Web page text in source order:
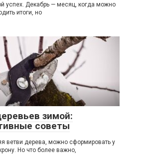
успех. Декабрь — месяц, когда можно
итоги, но
зимой:
советы
ветви дерева, можно сформировать у
Но что более важно,